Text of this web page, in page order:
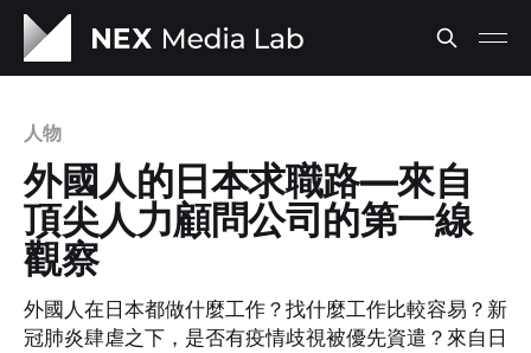
人物
外國人的日本求職路—來自
頂尖人力顧問公司的第一線
觀察
外國人在日本都做什麼工作？找什麼工作比較容易？新
冠肺炎肆虐之下，是否有疫情歧視被優先資遣？來自日